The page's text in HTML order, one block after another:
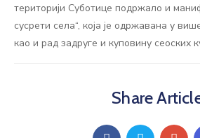
територији Суботице подржало и
сусрети села“, која је одржавана у
као и рад задруге и куповину сеоских
Share